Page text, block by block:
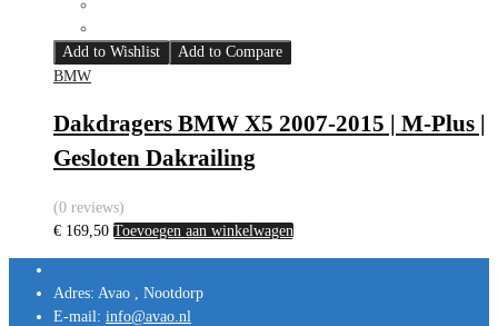
Add to Wishlist
Add to Compare
BMW
Dakdragers BMW X5 2007-2015 | M-Plus |
Gesloten Dakrailing
(0 reviews)
€ 169,50 Toevoegen aan winkelwagen
Adres: Avao , Nootdorp
E-mail: info@avao.nl